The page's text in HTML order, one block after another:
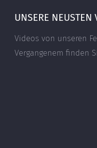
UNSERE NEUSTEN
Videos von unseren
Vergangenem finden